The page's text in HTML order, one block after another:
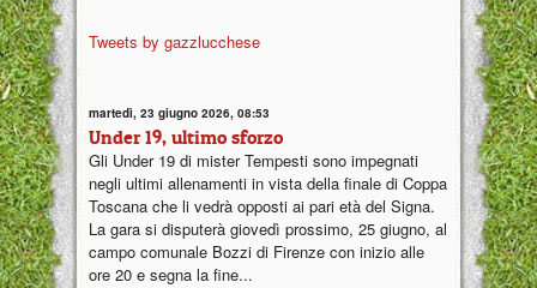
Tweets by gazzlucchese
martedì, 23 giugno 2026, 08:53
Under 19, ultimo sforzo
Gli Under 19 di mister Tempesti sono impegnati
negli ultimi allenamenti in vista della finale di Coppa
Toscana che li vedrà opposti ai pari età del Signa.
La gara si disputerà giovedì prossimo, 25 giugno, al
campo comunale Bozzi di Firenze con inizio alle
ore 20 e segna la fine...